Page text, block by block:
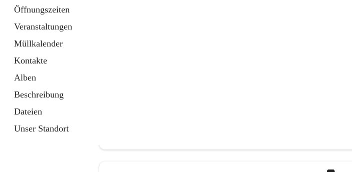
Öffnungszeiten
Veranstaltungen
Müllkalender
Kontakte
Alben
Beschreibung
Dateien
Unser Standort